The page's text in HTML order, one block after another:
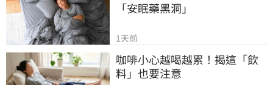
「安眠藥黑洞」
1天前
咖啡小心越喝越累！揭這「飲
料」也要注意